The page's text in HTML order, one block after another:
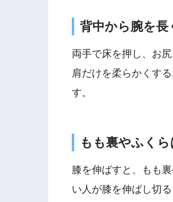
背中から腕を長
両手で床を押し、お
肩だけを柔らかくす
す。
もも裏やふく
膝を伸ばすと、もも
い人が膝を伸ばし切